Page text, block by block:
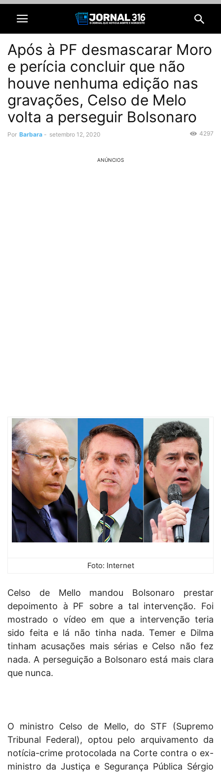
Após à PF desmascarar Moro
e perícia concluir que não
houve nenhuma edição nas
gravações, Celso de Melo
volta a perseguir Bolsonaro
Por Barbara - setembro 12, 2020 4297
ANÚNCIOS
Foto: Internet
Celso de Mello mandou Bolsonaro prestar
depoimento à PF sobre a tal intervenção. Foi
mostrado o vídeo em que a intervenção teria
sido feita e lá não tinha nada. Temer e Dilma
tinham acusações mais sérias e Celso não fez
nada. A perseguição a Bolsonaro está mais clara
que nunca.
O ministro Celso de Mello, do STF (Supremo
Tribunal Federal), optou pelo arquivamento da
notícia-crime protocolada na Corte contra o ex-
ministro da Justiça e Segurança Pública Sérgio